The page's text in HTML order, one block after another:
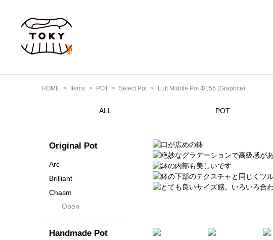
HOME Items POT Select Pot Luft Middle Pot Φ155 (Graphite)
ALL POT
Original Pot
Arc
Brilliant
Chasm
Contra
Cream
Crown
Open
Handmade Pot